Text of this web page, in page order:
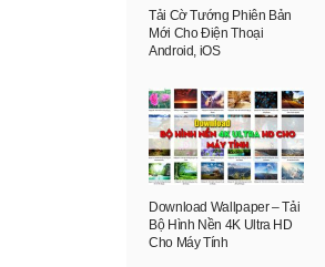
Tải Cờ Tướng Phiên Bản
Mới Cho Điện Thoại
Android, iOS
Download Wallpaper – Tải
Bộ Hình Nền 4K Ultra HD
Cho Máy Tính